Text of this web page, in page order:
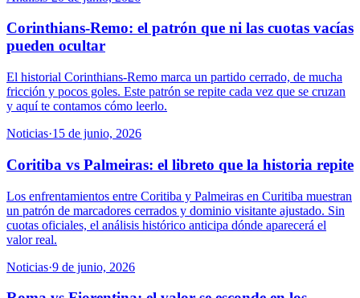
Corinthians-Remo: el patrón que ni las cuotas vacías
pueden ocultar
El historial Corinthians-Remo marca un partido cerrado, de mucha
fricción y pocos goles. Este patrón se repite cada vez que se cruzan
y aquí te contamos cómo leerlo.
Noticias·15 de junio, 2026
Coritiba vs Palmeiras: el libreto que la historia repite
Los enfrentamientos entre Coritiba y Palmeiras en Curitiba muestran
un patrón de marcadores cerrados y dominio visitante ajustado. Sin
cuotas oficiales, el análisis histórico anticipa dónde aparecerá el
valor real.
Noticias·9 de junio, 2026